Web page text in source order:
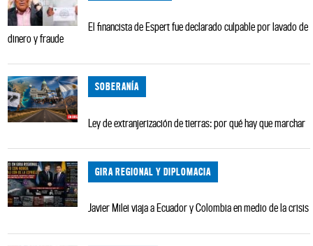
El financista de Espert fue declarado culpable por lavado de
dinero y fraude
SOBERANÍA
Ley de extranjerización de tierras: por qué hay que marchar
GIRA REGIONAL Y DIPLOMACIA
Javier Milei viaja a Ecuador y Colombia en medio de la crisis